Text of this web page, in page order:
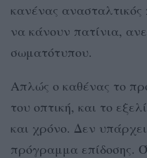
κανένας
να κάνουν πατίνια,
σωματότυπου.
Απλώς ο καθένας το
του οπτική, και το
και χρόνο. Δεν
πρόγραμμα επίδοσης.